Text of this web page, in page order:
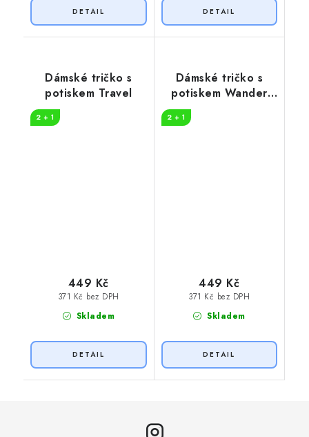
Dámské tričko s
potiskem Travel
2 + 1
Skladem
371 Kč bez DPH
449 Kč
Dámské tričko s
potiskem Wander
2 + 1
Skladem
371 Kč bez DPH
449 Kč